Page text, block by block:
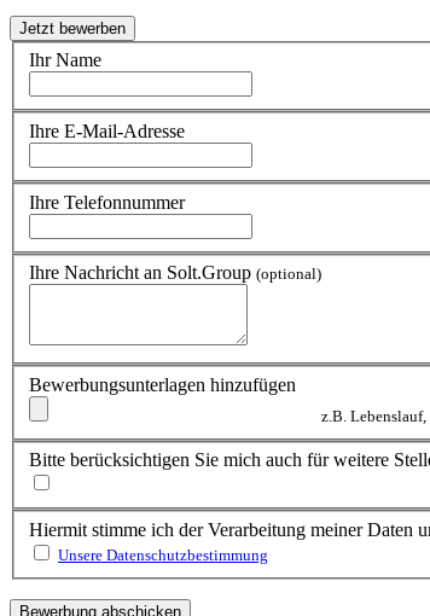
Ihr Name
Ihre E-Mail-Adresse
Ihre Telefonnummer
Ihre Nachricht an Solt.Group (optional)
Bewerbungsunterlagen hinzufügen
z.B.
Bitte berücksichtigen Sie mich auch für weitere
Hiermit stimme ich der Verarbeitung meiner Daten
Unsere Datenschutzbestimmung